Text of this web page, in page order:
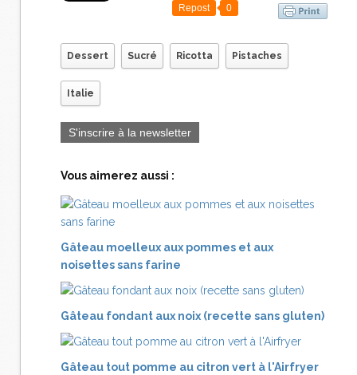
Repost 0
Dessert Sucré Ricotta Pistaches
Italie
S'inscrire à la newsletter
Vous aimerez aussi :
Gâteau moelleux aux pommes et aux
noisettes sans farine
Gâteau fondant aux noix (recette sans gluten)
Gâteau tout pomme au citron vert à l'Airfryer